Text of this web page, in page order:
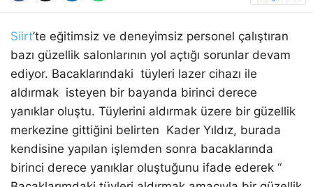
Facebook
Siirt’te eğitimsiz ve deneyimsiz personel çalıştıran
bazı güzellik salonlarının yol açtığı sorunlar devam
ediyor. Bacaklarındaki tüyleri lazer cihazı ile
aldırmak isteyen bir bayanda birinci derece
yanıklar oluştu. Tüylerini aldırmak üzere bir güzellik
merkezine gittiğini belirten Kader Yıldız, burada
kendisine yapılan işlemden sonra bacaklarında
birinci derece yanıklar oluştuğunu ifade ederek “